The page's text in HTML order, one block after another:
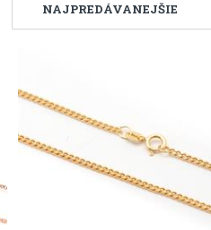
NAJPREDÁVANEJŠIE